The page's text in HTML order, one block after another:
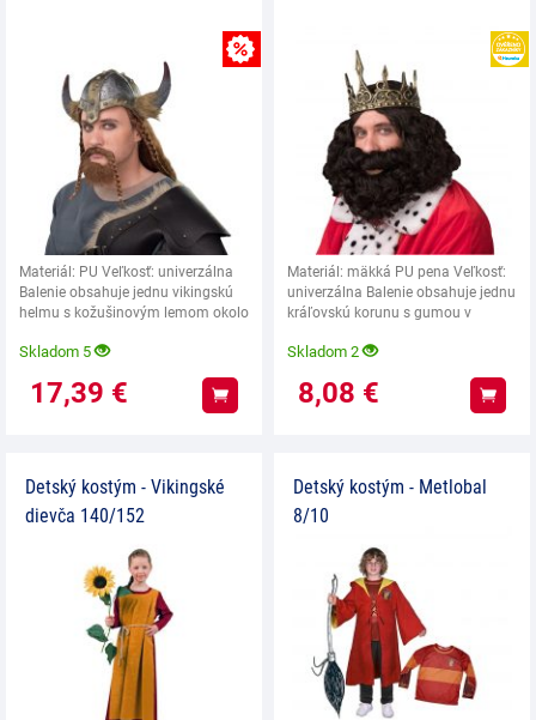
Materiál: PU Veľkosť: univerzálna
Balenie obsahuje jednu vikingskú
helmu s kožušinovým lemom okolo
MNOŽSTEVNÁ ZĽAVY
Skladom 5
17,39 € Kúpiť
Materiál: mäkká PU pena Veľkosť:
univerzálna Balenie obsahuje jednu
kráľovskú korunu s gumou v
Skladom 2
8,08 € Kúpiť
Detský kostým - Vikingské
dievča 140/152
Detský kostým - Metlobal
8/10